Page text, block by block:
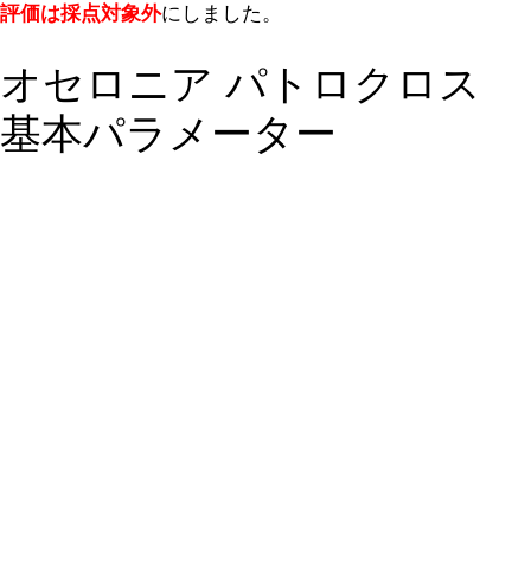
評価は採点対象外にしました。
オセロニア パトロクロス
基本パラメーター